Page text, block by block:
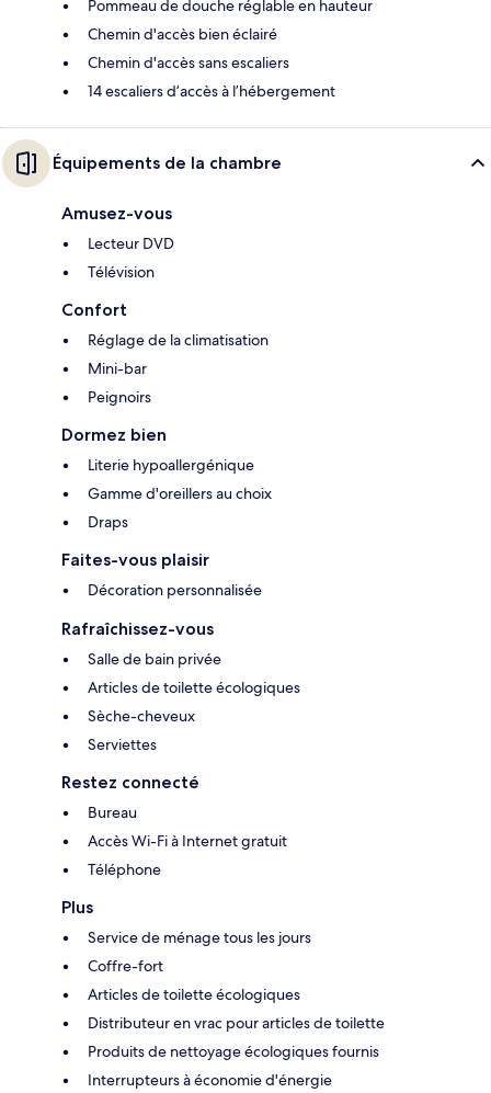
Pommeau de douche réglable en hauteur
Chemin d'accès bien éclairé
Chemin d'accès sans escaliers
14 escaliers d’accès à l’hébergement
Équipements de la chambre
Amusez-vous
Lecteur DVD
Télévision
Confort
Réglage de la climatisation
Mini-bar
Peignoirs
Dormez bien
Literie hypoallergénique
Gamme d'oreillers au choix
Draps
Faites-vous plaisir
Décoration personnalisée
Rafraîchissez-vous
Salle de bain privée
Articles de toilette écologiques
Sèche-cheveux
Serviettes
Restez connecté
Bureau
Accès Wi-Fi à Internet gratuit
Téléphone
Plus
Service de ménage tous les jours
Coffre-fort
Articles de toilette écologiques
Distributeur en vrac pour articles de toilette
Produits de nettoyage écologiques fournis
Interrupteurs à économie d'énergie